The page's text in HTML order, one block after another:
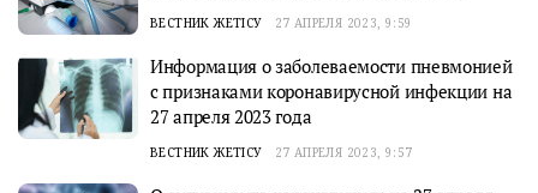
ВЕСТНИК ЖЕТІСУ 27 АПРЕЛЯ 2023, 9:59
Информация о заболеваемости пневмонией
с признаками коронавирусной инфекции на
27 апреля 2023 года
ВЕСТНИК ЖЕТІСУ 27 АПРЕЛЯ 2023, 9:57